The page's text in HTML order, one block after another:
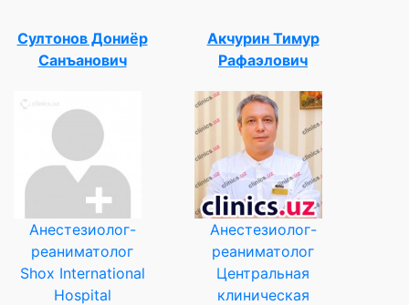
Султонов Дониёр
Санъанович
Анестезиолог-
реаниматолог
Shox International
Hospital
Акчурин Тимур
Рафаэлович
Анестезиолог-
реаниматолог
Центральная
клиническая